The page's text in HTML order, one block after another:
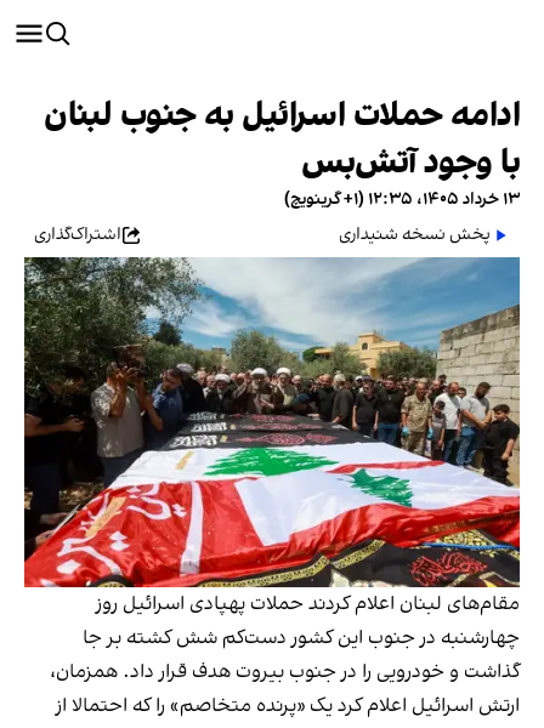
ادامه حملات اسرائیل به جنوب لبنان
با وجود آتش‌بس
۱۳ خرداد ۱۴۰۵، ۱۲:۳۵ (‎+۱ گرینویچ)
پخش نسخه شنیداری
اشتراک‌گذاری
مقام‌های لبنان اعلام کردند حملات پهپادی اسرائیل روز
چهارشنبه در جنوب این کشور دست‌کم شش کشته بر جا
گذاشت و خودرویی را در جنوب بیروت هدف قرار داد. همزمان،
ارتش اسرائیل اعلام کرد یک «پرنده متخاصم» را که احتمالا از